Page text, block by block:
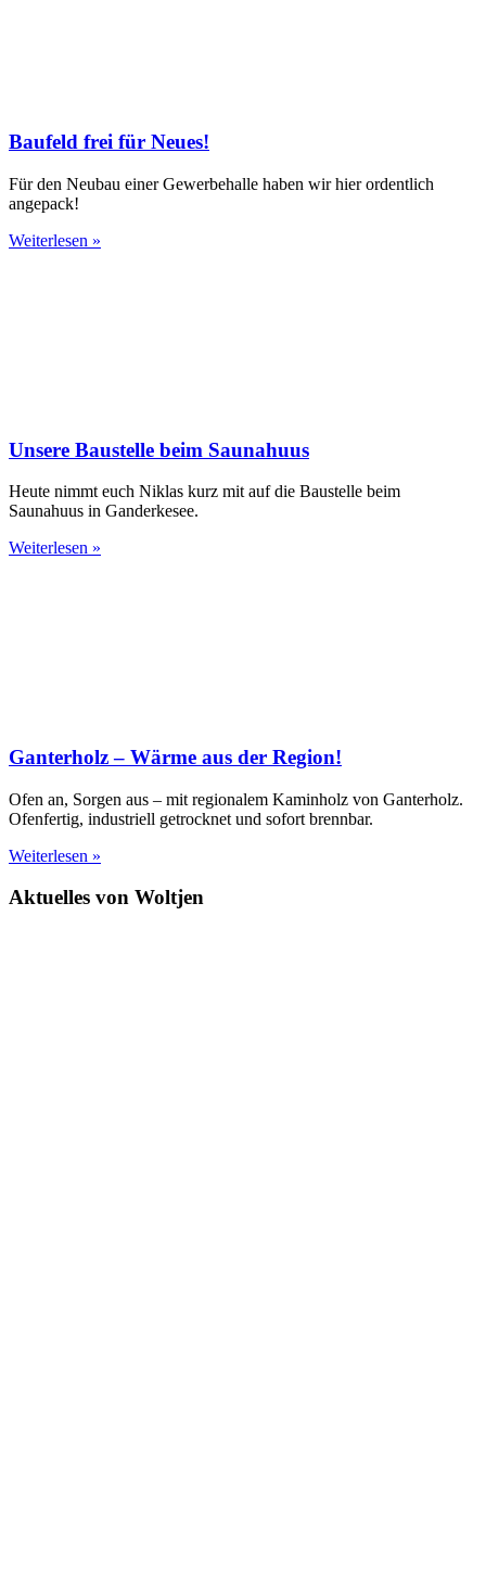
Baufeld frei für Neues!
Für den Neubau einer Gewerbehalle haben wir hier ordentlich
angepack!
Weiterlesen »
Unsere Baustelle beim Saunahuus
Heute nimmt euch Niklas kurz mit auf die Baustelle beim
Saunahuus in Ganderkesee.
Weiterlesen »
Ganterholz – Wärme aus der Region!
Ofen an, Sorgen aus – mit regionalem Kaminholz von Ganterholz.
Ofenfertig, industriell getrocknet und sofort brennbar.
Weiterlesen »
Aktuelles von Woltjen